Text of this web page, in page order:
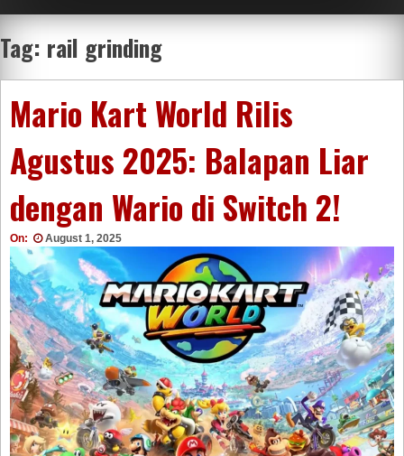
Seluruh Di
Indonesia
Tag: rail grinding
Mario Kart World Rilis
Agustus 2025: Balapan Liar
dengan Wario di Switch 2!
On: August 1, 2025